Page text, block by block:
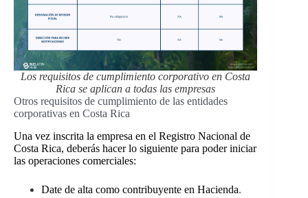
Los requisitos de cumplimiento corporativo en Costa
Rica se aplican a todas las empresas
Otros requisitos de cumplimiento de las entidades
corporativas en Costa Rica
Una vez inscrita la empresa en el Registro Nacional de
Costa Rica, deberás hacer lo siguiente para poder iniciar
las operaciones comerciales:
Date de alta como contribuyente en Hacienda.